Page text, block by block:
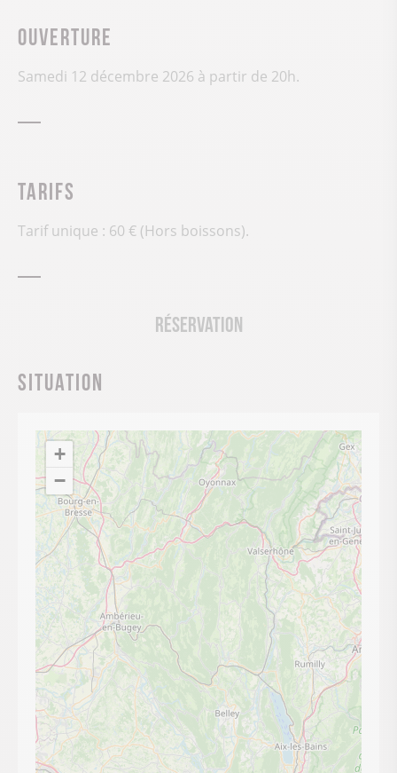
Ouverture
Samedi 12 décembre 2026 à partir de 20h.
Tarifs
Tarif unique : 60 € (Hors boissons).
Réservation
Situation
+
−